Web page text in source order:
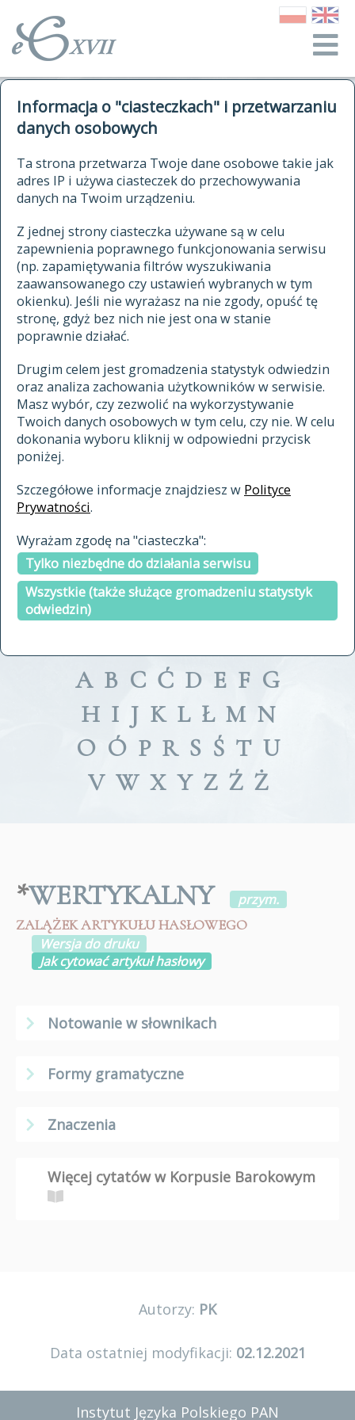
Informacja o "ciasteczkach" i przetwarzaniu
danych osobowych
Ta strona przetwarza Twoje dane osobowe takie jak
adres IP i używa ciasteczek do przechowywania
danych na Twoim urządzeniu.
Z jednej strony ciasteczka używane są w celu
zapewnienia poprawnego funkcjonowania serwisu
(np. zapamiętywania filtrów wyszukiwania
zaawansowanego czy ustawień wybranych w tym
okienku). Jeśli nie wyrażasz na nie zgody, opuść tę
stronę, gdyż bez nich nie jest ona w stanie
poprawnie działać.
Drugim celem jest gromadzenia statystyk odwiedzin
oraz analiza zachowania użytkowników w serwisie.
Masz wybór, czy zezwolić na wykorzystywanie
Twoich danych osobowych w tym celu, czy nie. W celu
dokonania wyboru kliknij w odpowiedni przycisk
poniżej.
Szczegółowe informacje znajdziesz w Polityce
Prywatności.
Wyrażam zgodę na "ciasteczka":
Tylko niezbędne do działania serwisu
Wszystkie (także służące gromadzeniu statystyk
odwiedzin)
autorzy Słownika
historia
publikacje
źródła
autorzy tekstów źródłowych
zasady opracowania
statystyki
najnowsze hasła
ostatnio zmodyfikowane hasła
materiały archiwalne
cytowanie
kontakt
kwerendy
jak cytować Słownik
ELEKTRONICZNY SŁOWNIK
JĘZYKA POLSKIEGO
XVII I XVIII WIEKU
znajdź hasła
zaczynające się od
indeksie
a fronte
a tergo
A B C Ć D E F G
H I J K L Ł M N
O Ó P R S Ś T U
V W X Y Z Ź Ż
*WERTYKALNY
przym.
ZALĄŻEK ARTYKUŁU HASŁOWEGO
Wersja do druku
Jak cytować artykuł hasłowy
Notowanie w słownikach
Formy gramatyczne
Znaczenia
Więcej cytatów w Korpusie Barokowym
Autorzy: PK
Data ostatniej modyfikacji: 02.12.2021
Instytut Języka Polskiego PAN